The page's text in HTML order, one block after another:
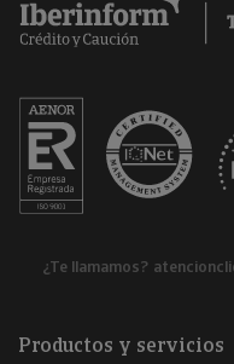
¿Te llamamos?
Productos y servicios